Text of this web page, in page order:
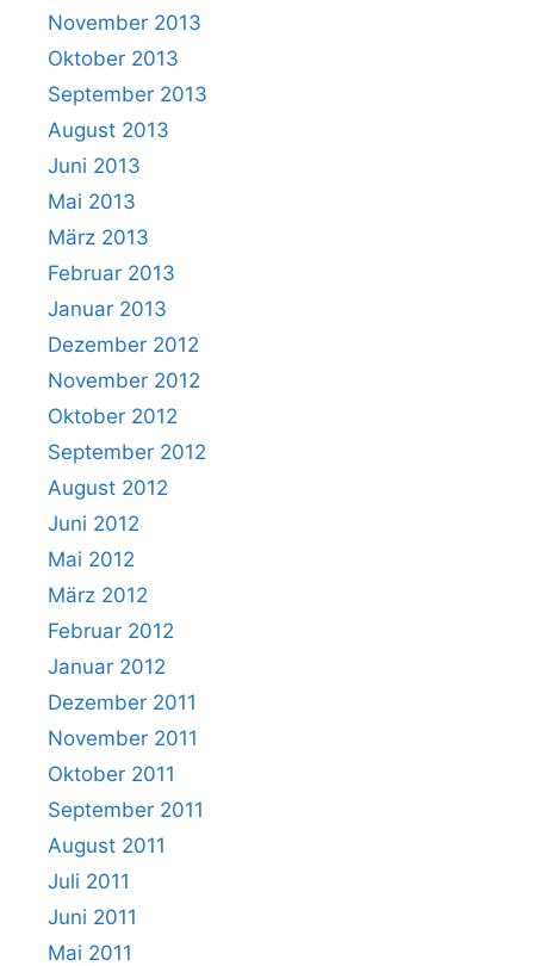
November 2013
Oktober 2013
September 2013
August 2013
Juni 2013
Mai 2013
März 2013
Februar 2013
Januar 2013
Dezember 2012
November 2012
Oktober 2012
September 2012
August 2012
Juni 2012
Mai 2012
März 2012
Februar 2012
Januar 2012
Dezember 2011
November 2011
Oktober 2011
September 2011
August 2011
Juli 2011
Juni 2011
Mai 2011